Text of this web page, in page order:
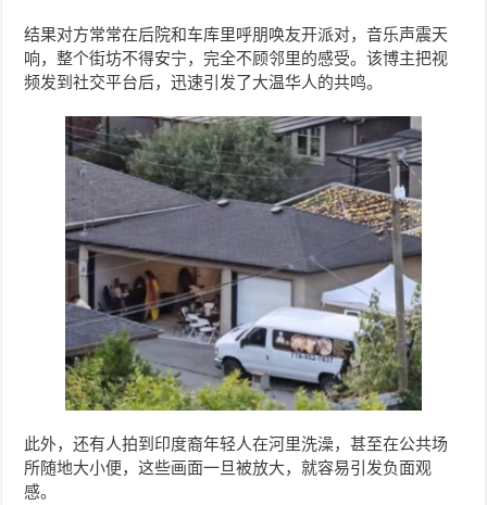
结果对方常常在后院和车库里呼朋唤友开派对，音乐声震天
响，整个街坊不得安宁，完全不顾邻里的感受。该博主把视
频发到社交平台后，迅速引发了大温华人的共鸣。
此外，还有人拍到印度裔年轻人在河里洗澡，甚至在公共场
所随地大小便，这些画面一旦被放大，就容易引发负面观
感。